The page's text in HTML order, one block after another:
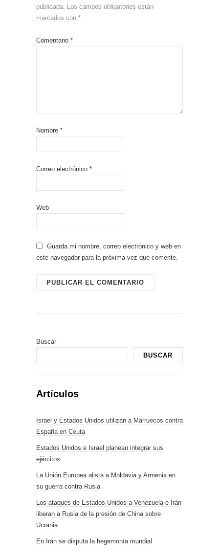
publicada. Los campos obligatorios están
marcados con *
Comentario *
Nombre *
Correo electrónico *
Web
Guarda mi nombre, correo electrónico y web en
este navegador para la próxima vez que comente.
Buscar
BUSCAR
Artículos
Israel y Estados Unidos utilizan a Marruecos contra
España en Ceuta
Estados Unidos e Israel planean integrar sus
ejércitos
La Unión Europea alista a Moldavia y Armenia en
su guerra contra Rusia
Los ataques de Estados Unidos a Venezuela e Irán
liberan a Rusia de la presión de China sobre
Ucrania
En Irán se disputa la hegemonía mundial